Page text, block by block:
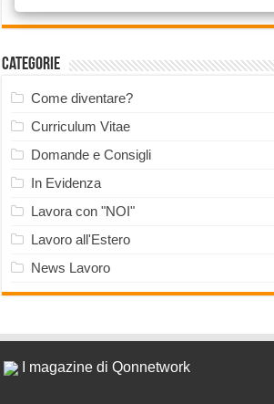
Categorie
Come diventare?
Curriculum Vitae
Domande e Consigli
In Evidenza
Lavora con "NOI"
Lavoro all'Estero
News Lavoro
I magazine di Qonnetwork